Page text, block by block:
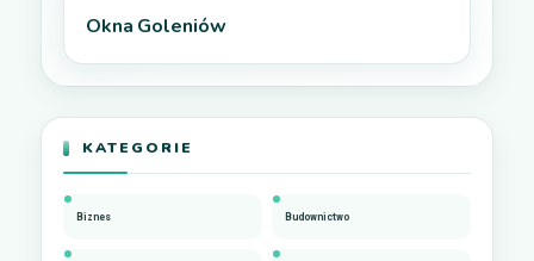
Okna Goleniów
KATEGORIE
Biznes Budownictwo